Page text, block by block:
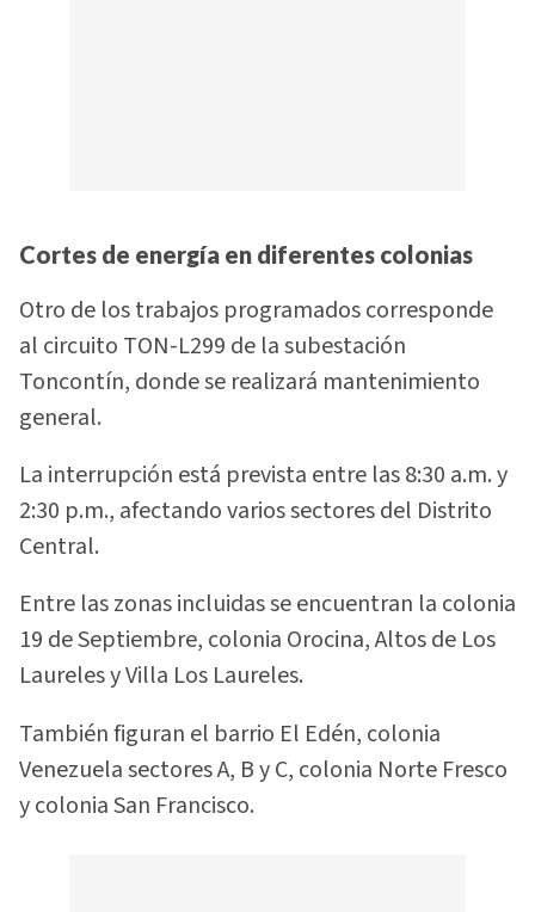
Cortes de energía en diferentes colonias
Otro de los trabajos programados corresponde
al circuito TON-L299 de la subestación
Toncontín, donde se realizará mantenimiento
general.
La interrupción está prevista entre las 8:30 a.m. y
2:30 p.m., afectando varios sectores del Distrito
Central.
Entre las zonas incluidas se encuentran la colonia
19 de Septiembre, colonia Orocina, Altos de Los
Laureles y Villa Los Laureles.
También figuran el barrio El Edén, colonia
Venezuela sectores A, B y C, colonia Norte Fresco
y colonia San Francisco.